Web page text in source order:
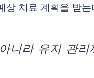
상 치료 계획을 받는
니라 유지 관